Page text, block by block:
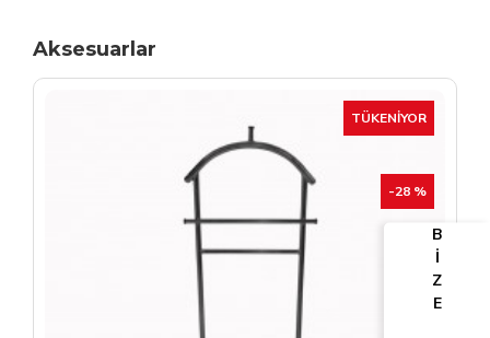
Aksesuarlar
TÜKENIYOR
-25 %
B
İ
Z
E